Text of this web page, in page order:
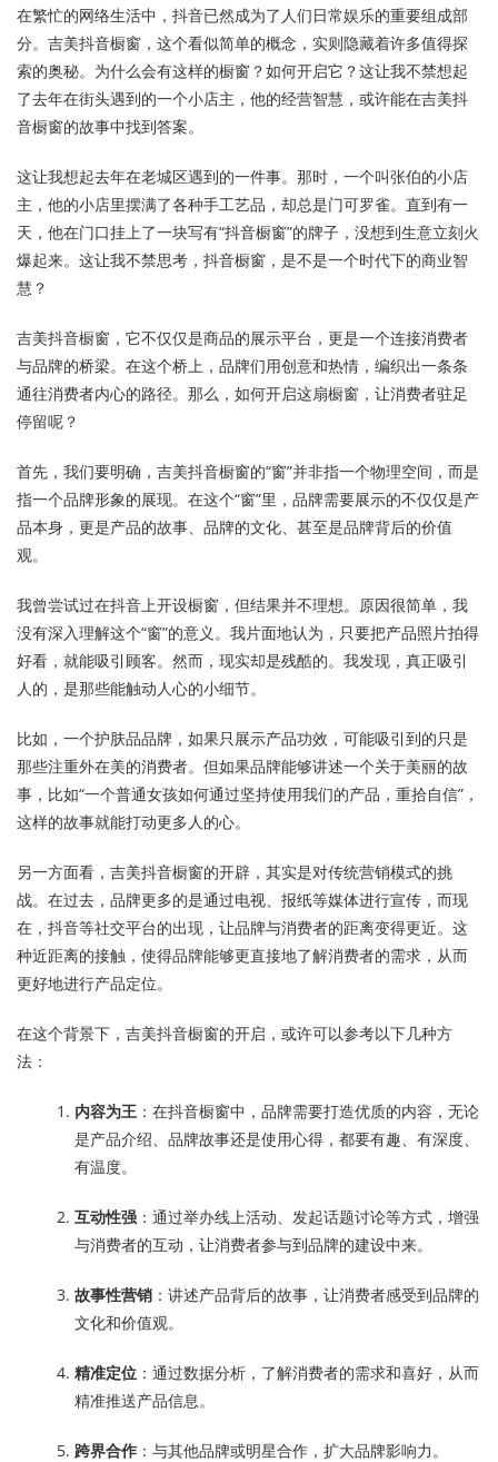
在繁忙的网络生活中，抖音已然成为了人们日常娱乐的重要组成部
分。吉美抖音橱窗，这个看似简单的概念，实则隐藏着许多值得探
索的奥秘。为什么会有这样的橱窗？如何开启它？这让我不禁想起
了去年在街头遇到的一个小店主，他的经营智慧，或许能在吉美抖
音橱窗的故事中找到答案。
这让我想起去年在老城区遇到的一件事。那时，一个叫张伯的小店
主，他的小店里摆满了各种手工艺品，却总是门可罗雀。直到有一
天，他在门口挂上了一块写有“抖音橱窗”的牌子，没想到生意立刻火
爆起来。这让我不禁思考，抖音橱窗，是不是一个时代下的商业智
慧？
吉美抖音橱窗，它不仅仅是商品的展示平台，更是一个连接消费者
与品牌的桥梁。在这个桥上，品牌们用创意和热情，编织出一条条
通往消费者内心的路径。那么，如何开启这扇橱窗，让消费者驻足
停留呢？
首先，我们要明确，吉美抖音橱窗的“窗”并非指一个物理空间，而是
指一个品牌形象的展现。在这个“窗”里，品牌需要展示的不仅仅是产
品本身，更是产品的故事、品牌的文化、甚至是品牌背后的价值
观。
我曾尝试过在抖音上开设橱窗，但结果并不理想。原因很简单，我
没有深入理解这个“窗”的意义。我片面地认为，只要把产品照片拍得
好看，就能吸引顾客。然而，现实却是残酷的。我发现，真正吸引
人的，是那些能触动人心的小细节。
比如，一个护肤品品牌，如果只展示产品功效，可能吸引到的只是
那些注重外在美的消费者。但如果品牌能够讲述一个关于美丽的故
事，比如“一个普通女孩如何通过坚持使用我们的产品，重拾自信”，
这样的故事就能打动更多人的心。
另一方面看，吉美抖音橱窗的开辟，其实是对传统营销模式的挑
战。在过去，品牌更多的是通过电视、报纸等媒体进行宣传，而现
在，抖音等社交平台的出现，让品牌与消费者的距离变得更近。这
种近距离的接触，使得品牌能够更直接地了解消费者的需求，从而
更好地进行产品定位。
在这个背景下，吉美抖音橱窗的开启，或许可以参考以下几种方
法：
内容为王 ：在抖音橱窗中，品牌需要打造优质的内容，无论
是产品介绍、品牌故事还是使用心得，都要有趣、有深度、
有温度。
互动性强 ：通过举办线上活动、发起话题讨论等方式，增强
与消费者的互动，让消费者参与到品牌的建设中来。
故事性营销 ：讲述产品背后的故事，让消费者感受到品牌的
文化和价值观。
精准定位 ：通过数据分析，了解消费者的需求和喜好，从而
精准推送产品信息。
跨界合作 ：与其他品牌或明星合作，扩大品牌影响力。